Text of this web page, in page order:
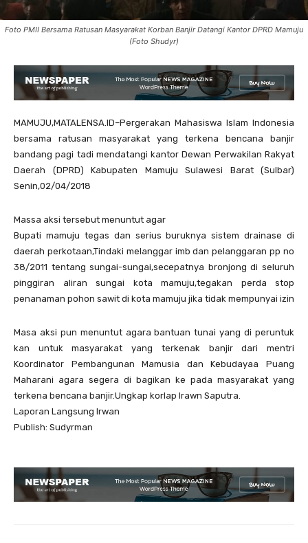
Foto PMII Bersama Ratusan Masyarakat Korban Banjir Datangi Kantor DPRD Mamuju
(Foto Shudyr)
MAMUJU,MATALENSA.ID–Pergerakan Mahasiswa Islam Indonesia
bersama ratusan masyarakat yang terkena bencana banjir
bandang pagi tadi mendatangi kantor Dewan Perwakilan Rakyat
Daerah (DPRD) Kabupaten Mamuju Sulawesi Barat (Sulbar)
Senin,02/04/2018
Massa aksi tersebut menuntut agar
Bupati mamuju tegas dan serius buruknya sistem drainase di
daerah perkotaan,Tindaki melanggar imb dan pelanggaran pp no
38/2011 tentang sungai-sungai,secepatnya bronjong di seluruh
pinggiran aliran sungai kota mamuju,tegakan perda stop
penanaman pohon sawit di kota mamuju jika tidak mempunyai izin
Masa aksi pun menuntut agara bantuan tunai yang di peruntuk
kan untuk masyarakat yang terkenak banjir dari mentri
Koordinator Pembangunan Mamusia dan Kebudayaa Puang
Maharani agara segera di bagikan ke pada masyarakat yang
terkena bencana banjir.Ungkap korlap Irawn Saputra.
Laporan Langsung Irwan
Publish: Sudyrman